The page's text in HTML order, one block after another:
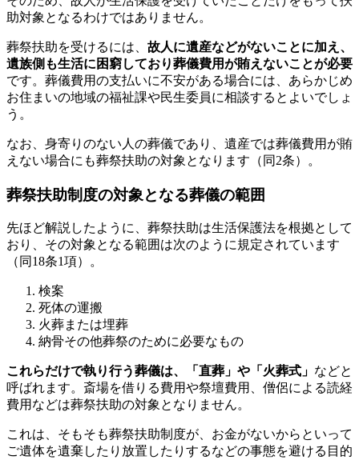
助対象となるわけではありません。
葬祭扶助を受けるには、 故人に遺産などがないことに加え、
遺族側も生活に困窮しており葬儀費用が賄えないことが必要
です。葬儀費用の支払いに不安がある場合には、あらかじめ
お住まいの地域の福祉課や民生委員に相談するとよいでしょ
う。
なお、身寄りのない人の葬儀であり、遺産では葬儀費用が賄
えない場合にも葬祭扶助の対象となります（同2条）。
葬祭扶助制度の対象となる葬儀の範囲
先ほど解説したように、葬祭扶助は生活保護法を根拠として
おり、その対象となる範囲は次のように規定されています
（同18条1項）。
検案
死体の運搬
火葬または埋葬
納骨その他葬祭のために必要なもの
これらだけで執り行う葬儀は、「直葬」や「火葬式」 などと
呼ばれます。斎場を借りる費用や祭壇費用、僧侶による読経
費用などは葬祭扶助の対象となりません。
これは、そもそも葬祭扶助制度が、お金がないからといって
ご遺体を遺棄したり放置したりするなどの事態を避ける目的